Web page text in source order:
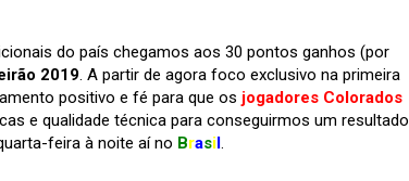
do país chegamos aos 30 pontos ganhos (por
2019 . A partir de agora foco exclusivo na primeira
positivo e fé para que os jogadores Colorados
e qualidade técnica para conseguirmos um resultado
feira à noite aí no Brasil